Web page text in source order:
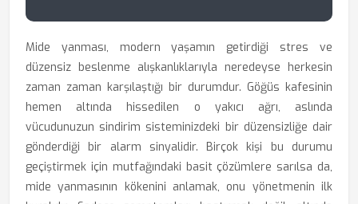
Mide yanması, modern yaşamın getirdiği stres ve
düzensiz beslenme alışkanlıklarıyla neredeyse herkesin
zaman zaman karşılaştığı bir durumdur. Göğüs kafesinin
hemen altında hissedilen o yakıcı ağrı, aslında
vücudunuzun sindirim sisteminizdeki bir düzensizliğe dair
gönderdiği bir alarm sinyalidir. Birçok kişi bu durumu
geçiştirmek için mutfağındaki basit çözümlere sarılsa da,
mide yanmasının kökenini anlamak, onu yönetmenin ilk